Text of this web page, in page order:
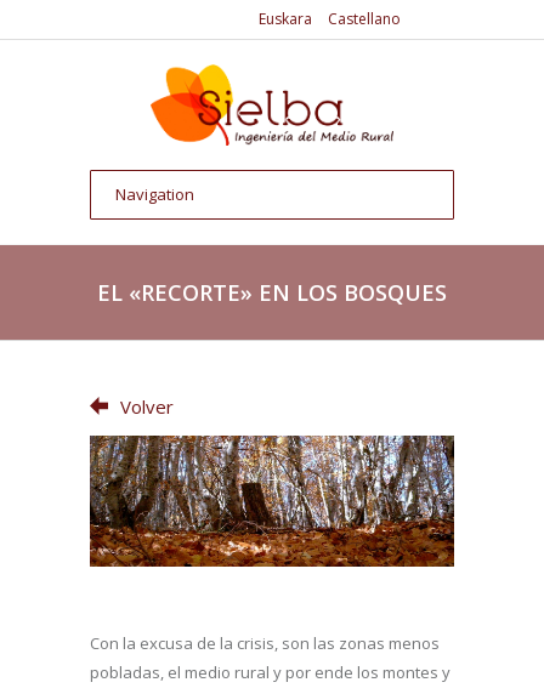
Euskara Castellano
EL «RECORTE» EN LOS BOSQUES
Volver
Con la excusa de la crisis, son las zonas menos
pobladas, el medio rural y por ende los montes y